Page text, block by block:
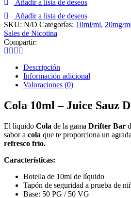
Juice
Sauz
Drifter
Bar
Salts
cantidad
Añadir a lista de deseos
Añadir a lista de deseos
SKU: N/D Categorías: 10ml/ml, 20mg/ml
Sales de Nicotina
Compartir:
Descripción
Información adicional
Valoraciones (0)
Cola 10ml – Juice Sauz
El líquido Cola de la gama Drifter Bar
sabor a cola que te proporciona un
refresco frío.
Características:
Botella de 10ml de líquido
Tapón de seguridad a prueba de
Base: 50 PG / 50 VG